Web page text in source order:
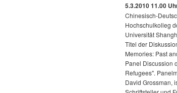
5.3.2010 11.00
Chinesisch-
Hochschulkolleg
Universität
Titel der
Memories: Past
Panel Discussion
Refugees".
David Grossman,